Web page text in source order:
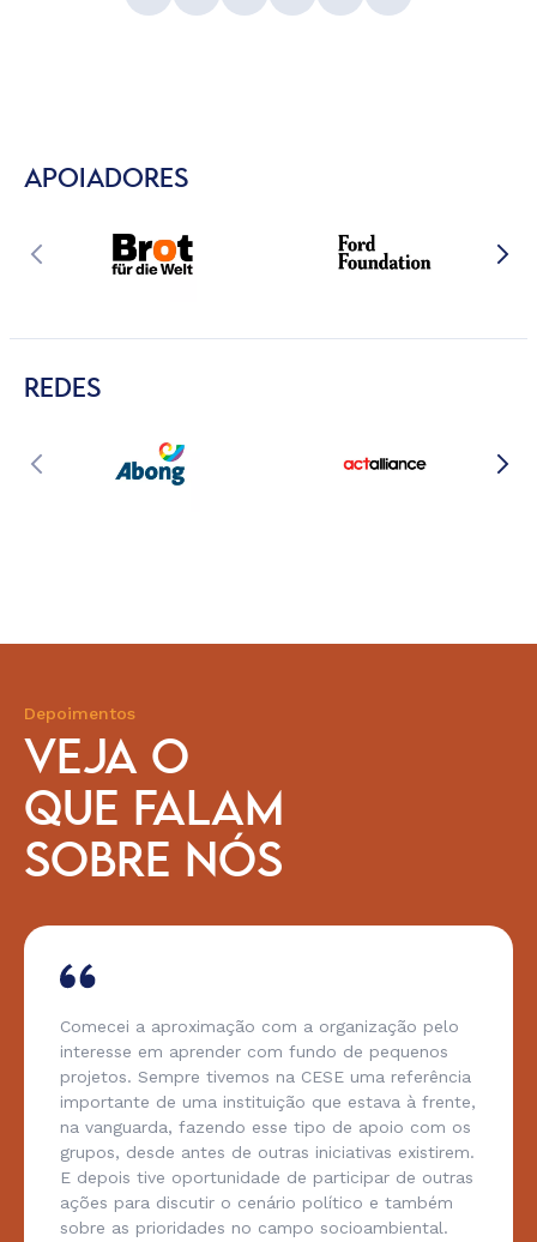
APOIADORES
REDES
Depoimentos
VEJA O
QUE FALAM
SOBRE NÓS
Comecei a aproximação com a organização pelo
interesse em aprender com fundo de pequenos
projetos. Sempre tivemos na CESE uma referência
importante de uma instituição que estava à frente,
na vanguarda, fazendo esse tipo de apoio com os
grupos, desde antes de outras iniciativas existirem.
E depois tive oportunidade de participar de outras
ações para discutir o cenário político e também
sobre as prioridades no campo socioambiental.